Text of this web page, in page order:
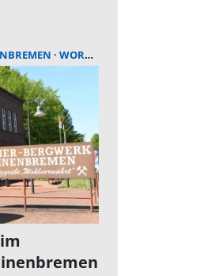
WORKSHOP